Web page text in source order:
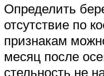
Определить
отсутствие по
признакам
месяц после
стельность не